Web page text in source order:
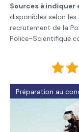
Sources à indiquer
disponibles selon
recrutement de la
Police-
Préparation au